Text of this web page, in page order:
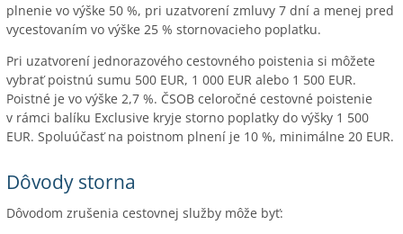
plnenie vo výške 50 %, pri uzatvorení zmluvy 7 dní a menej pred
vycestovaním vo výške 25 % stornovacieho poplatku.
Pri uzatvorení jednorazového cestovného poistenia si môžete
vybrať poistnú sumu 500 EUR, 1 000 EUR alebo 1 500 EUR.
Poistné je vo výške 2,7 %. ČSOB celoročné cestovné poistenie
v rámci balíku Exclusive kryje storno poplatky do výšky 1 500
EUR. Spoluúčasť na poistnom plnení je 10 %, minimálne 20 EUR.
Dôvody storna
Dôvodom zrušenia cestovnej služby môže byť: